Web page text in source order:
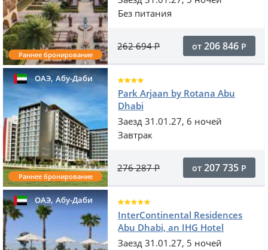
Раннее бронирование
Без питания
262 694Р от 206 846 Р
ОАЭ,Абу-Даби
Раннее бронирование
Park Arjaan by Rotana Abu
Dhabi
Заезд 31.01.27, 6 ночей
Завтрак
276 287Р от 207 735 Р
ОАЭ,Абу-Даби
InterContinental Residences
Abu Dhabi, an IHG Hotel
Заезд 31.01.27, 5 ночей